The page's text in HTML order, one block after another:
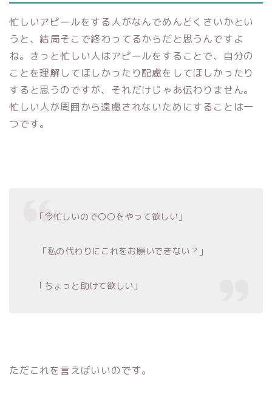
忙しいアピールをする人がなんでめんどくさいかとい
うと、結局そこで終わってるからだと思うんですよ
ね。きっと忙しい人はアピールをすることで、自分の
ことを理解してほしかったり配慮をしてほしかったり
すると思うのですが、それだけじゃあ伝わりません。
忙しい人が周囲から遠慮されないためにすることは一
つです。
「今忙しいので〇〇をやって欲しい」
「私の代わりにこれをお願いできない？」
「ちょっと助けて欲しい」
ただこれを言えばいいのです。